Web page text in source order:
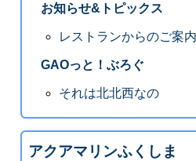
お知らせ&トピックス
レストランからのご案内
GAOっと！ぶろぐ
それは北北西なの
アクアマリンふくしま